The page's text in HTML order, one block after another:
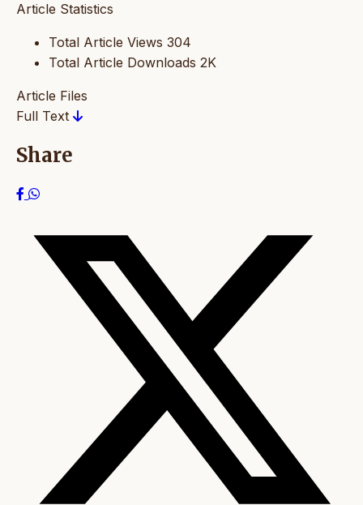
Article Statistics
Total Article Views 304
Total Article Downloads 2K
Article Files
Full Text
Share